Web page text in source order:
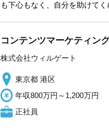
も下心もなく、自分を助けて
コンテンツマーケティン
株式会社ウィルゲート
東京都 港区
年収800万円～1,200万円
正社員